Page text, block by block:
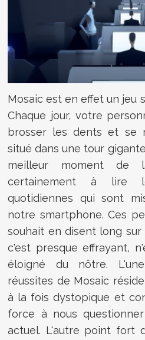
Mosaic est en effet un jeu
Chaque jour, votre
brosser les dents et se
situé dans une tour
meilleur moment de
certainement à lire
quotidiennes qui sont
notre smartphone. Ces
souhait en disent long
c'est presque effrayant,
éloigné du nôtre.
réussites de Mosaic
à la fois dystopique et
force à nous
actuel. L'autre point fort